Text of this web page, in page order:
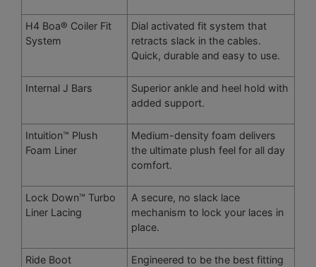
H4 Boa® Coiler Fit
System
Dial activated fit system that
retracts slack in the cables.
Quick, durable and easy to use.
Internal J Bars
Superior ankle and heel hold with
added support.
Intuition™ Plush
Foam Liner
Medium-density foam delivers
the ultimate plush feel for all day
comfort.
Lock Down™ Turbo
Liner Lacing
A secure, no slack lace
mechanism to lock your laces in
place.
Ride Boot
Engineered to be the best fitting